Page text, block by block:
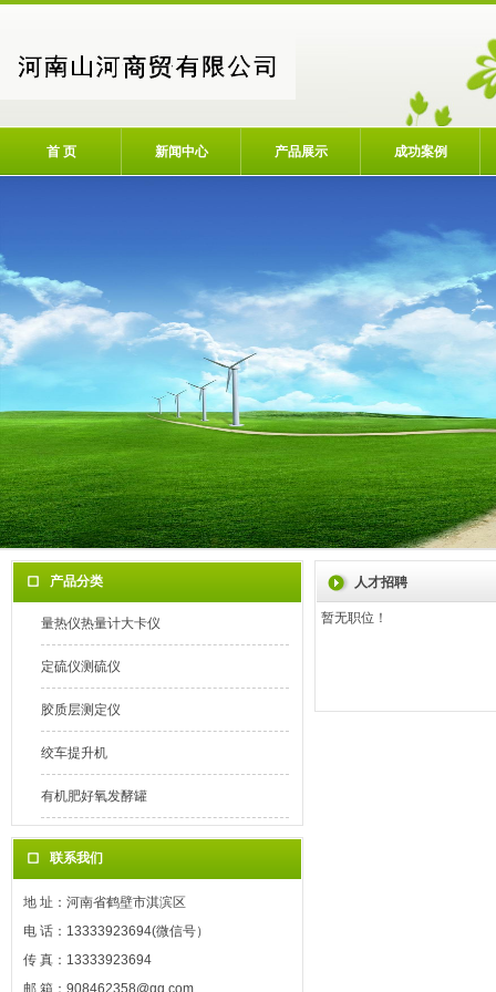
首 页 新闻中心 产品展示 成功案例
产品分类
量热仪热量计大卡仪
定硫仪测硫仪
胶质层测定仪
绞车提升机
有机肥好氧发酵罐
联系我们
地 址：河南省鹤壁市淇滨区
电 话：13333923694(微信号）
传 真：13333923694
邮 箱：908462358@qq.com
人才招聘
暂无职位！